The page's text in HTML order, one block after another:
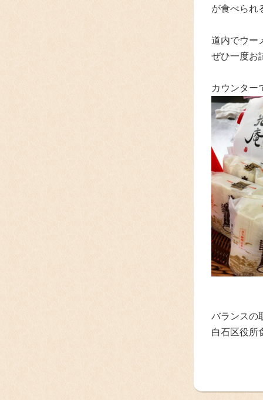
が食べられ
道内でウー
ぜひ一度お
カウンター
バランスの
白石区役所